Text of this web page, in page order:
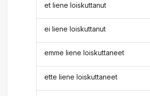
et liene loiskuttanut
ei liene loiskuttanut
emme liene loiskuttaneet
ette liene loiskuttaneet